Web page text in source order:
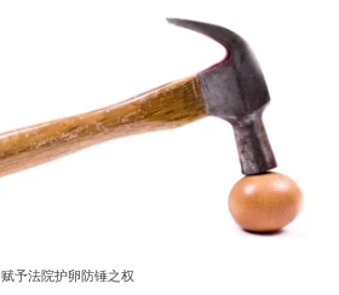
赋予法院护卵防锤之权